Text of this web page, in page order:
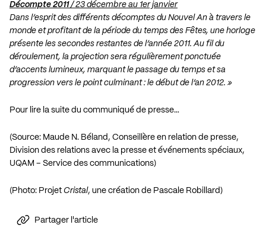
Décompte 2011/ 23 décembre au 1er janvier
Dans l’esprit des différents décomptes du Nouvel An à travers le
monde et profitant de la période du temps des Fêtes, une horloge
présente les secondes restantes de l’année 2011. Au fil du
déroulement, la projection sera régulièrement ponctuée
d’accents lumineux, marquant le passage du temps et sa
progression vers le point culminant : le début de l’an 2012. »
Pour lire la suite du communiqué de presse…
(Source: Maude N. Béland, Conseillère en relation de presse,
Division des relations avec la presse et événements spéciaux,
UQAM – Service des communications)
(Photo: Projet Cristal, une création de Pascale Robillard)
Partager l'article